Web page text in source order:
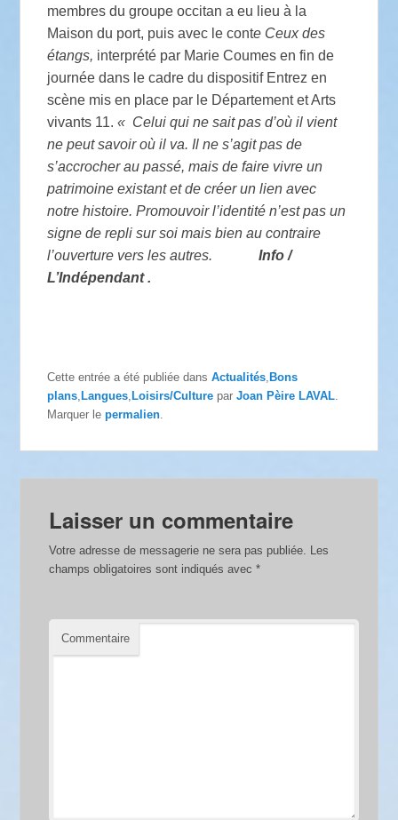
membres du groupe occitan a eu lieu à la
Maison du port, puis avec le conte Ceux des
étangs, interprété par Marie Coumes en fin de
journée dans le cadre du dispositif Entrez en
scène mis en place par le Département et Arts
vivants 11.« Celui qui ne sait pas d’où il vient
ne peut savoir où il va. Il ne s’agit pas de
s’accrocher au passé, mais de faire vivre un
patrimoine existant et de créer un lien avec
notre histoire. Promouvoir l’identité n’est pas un
signe de repli sur soi mais bien au contraire
l’ouverture vers les autres.
Info /
L’Indépendant .
Cette entrée a été publiée dansActualités Bons
plans Langues Loisirs/Culture parJoan Pèire LAVAL
Marquer lepermalien
Laisser un commentaire
Votre adresse de messagerie ne sera pas publiée.
Les
champs obligatoires sont indiqués avec*
Commentaire